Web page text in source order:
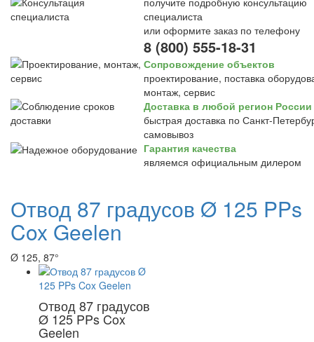
специалиста
или оформите заказ по телефону
8 (800) 555-18-31
Сопровождение объектов
проектирование, поставка
монтаж, сервис
Доставка в любой регион России
быстрая доставка по Санкт-
самовывоз
Гарантия качества
являемся официальным дилером
Отвод 87 градусов Ø 125 PPs
Cox Geelen
Ø 125, 87°
Отвод 87 градусов
Ø 125 PPs Cox
Geelen